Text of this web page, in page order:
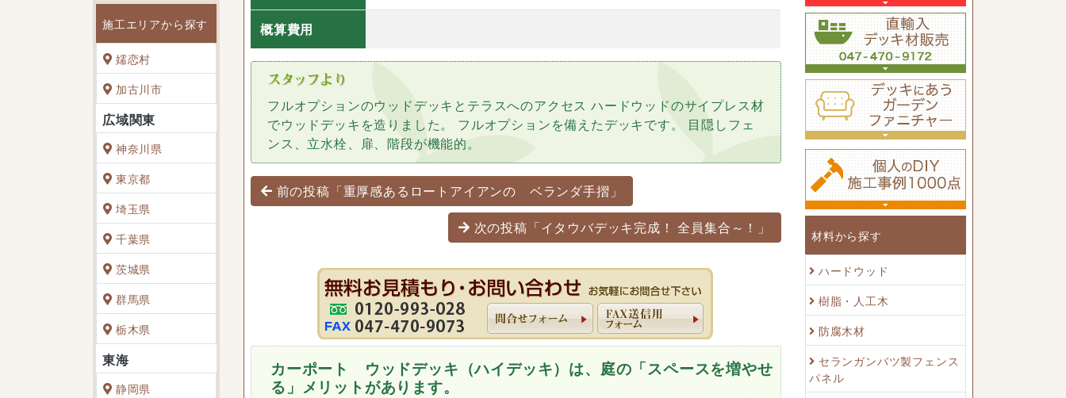
施工エリアから探す
嬬恋村
加古川市
神奈川県
東京都
埼玉県
千葉県
茨城県
群馬県
栃木県
静岡県
概算費用
フルオプションのウッドデッキとテラスへのアクセス ハードウッドのサイプレス材
でウッドデッキを造りました。 フルオプションを備えたデッキです。 目隠しフェ
ンス、立水栓、扉、階段が機能的。
投稿ナビゲーション
前の投稿「重厚感あるロートアイアンの ベランダ手摺」
次の投稿「イタウバデッキ完成！ 全員集合～！」
カーポート ウッドデッキ（ハイデッキ）は、庭の「スペースを増やせ
る」メリットがあります。
材料から探す
ハードウッド
樹脂・人工木
防腐木材
セランガンバツ製フェンス
パネル